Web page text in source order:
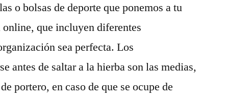
o bolsas de deporte que ponemos a tu
que incluyen diferentes
sea perfecta. Los
antes de saltar a la hierba son las medias,
portero, en caso de que se ocupe de